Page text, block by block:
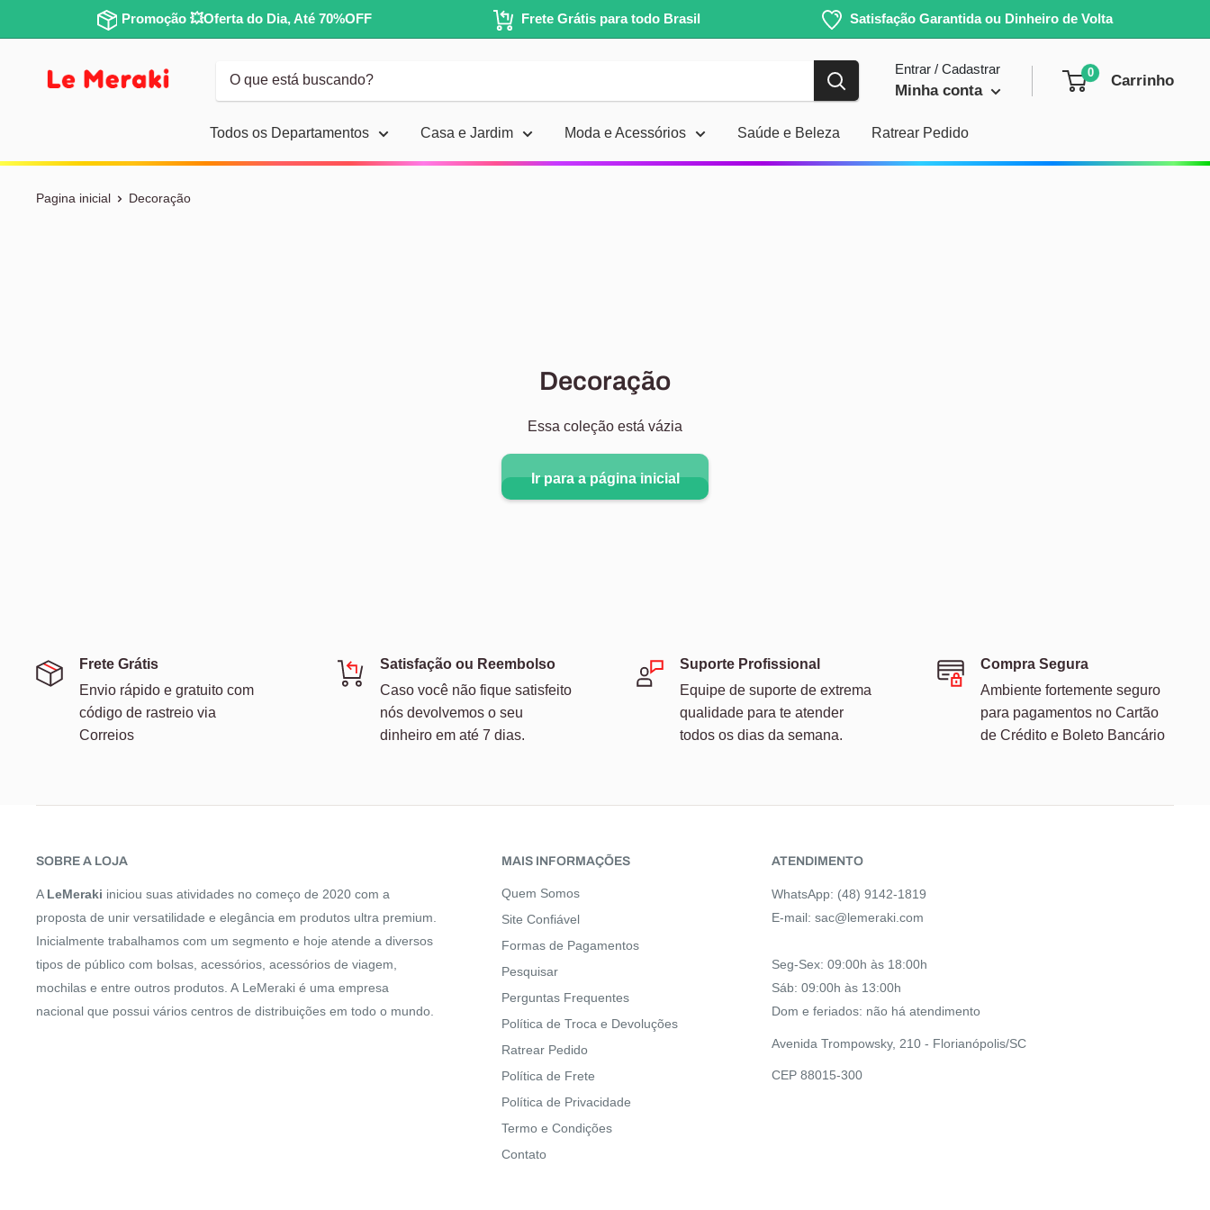
Promoção 💥Oferta do Dia, Até 70%OFF Frete Grátis para todo Brasil Satisfação Garantida ou Dinheiro de Volta
Entrar / Cadastrar
Minha conta
0 Carrinho
Todos os Departamentos Casa e Jardim Moda e Acessórios Saúde e Beleza Ratrear Pedido
Pagina inicial Decoração
Decoração
Essa coleção está vázia
Ir para a página inicial
Frete Grátis
Envio rápido e gratuito com
código de rastreio via
Correios
Satisfação ou Reembolso
Caso você não fique satisfeito
nós devolvemos o seu
dinheiro em até 7 dias.
Suporte Profissional
Equipe de suporte de extrema
qualidade para te atender
todos os dias da semana.
Compra Segura
Ambiente fortemente seguro
para pagamentos no Cartão
de Crédito e Boleto Bancário
SOBRE A LOJA
A LeMeraki iniciou suas atividades no começo de 2020 com a
proposta de unir versatilidade e elegância em produtos ultra premium.
Inicialmente trabalhamos com um segmento e hoje atende a diversos
tipos de público com bolsas, acessórios, acessórios de viagem,
mochilas e entre outros produtos. A LeMeraki é uma empresa
nacional que possui vários centros de distribuições em todo o mundo.
MAIS INFORMAÇÕES
Quem Somos
Site Confiável
Formas de Pagamentos
Pesquisar
Perguntas Frequentes
Política de Troca e Devoluções
Ratrear Pedido
Política de Frete
Política de Privacidade
Termo e Condições
Contato
ATENDIMENTO
WhatsApp: (48) 9142-1819
E-mail: sac@lemeraki.com
Seg-Sex: 09:00h às 18:00h
Sáb: 09:00h às 13:00h
Dom e feriados: não há atendimento
Avenida Trompowsky, 210 - Florianópolis/SC
CEP 88015-300